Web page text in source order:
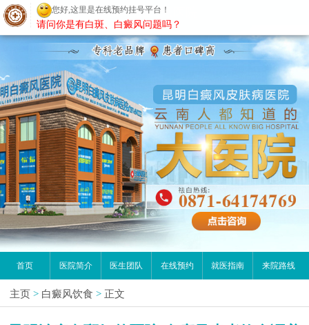
昆明白癜风医院
首页 医院简介 医生团队 在线预约 就医指南 来院路线
主页 > 白癜风饮食 > 正文
您好,这里是在线预约挂号平台！
请问你是有白斑、白癜风问题吗？